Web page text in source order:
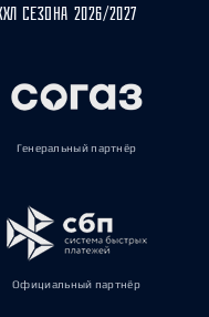
СЕЗОНА 2026/2027
Генеральный партнёр
Официальный партнёр